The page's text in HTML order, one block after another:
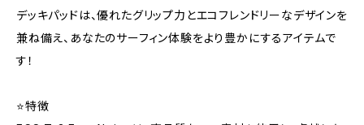
デッキパッドは、優れたグリップ力とエコフレンドリーなデザインを
兼ね備え、あなたのサーフィン体験をより豊かにするアイテムで
す！
⭐️特徴